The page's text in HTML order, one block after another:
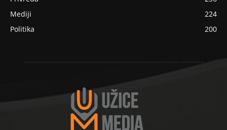
Mediji
224
Politika
200